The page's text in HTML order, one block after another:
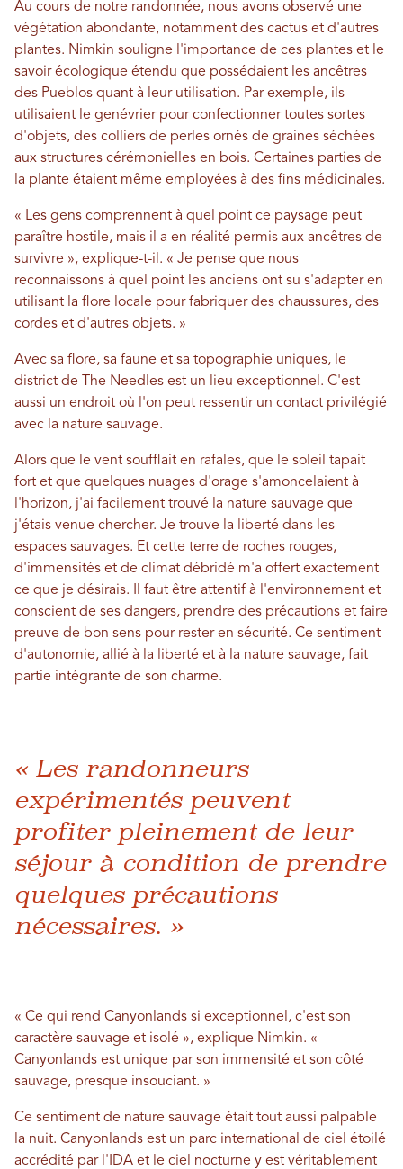
Au cours de notre randonnée, nous avons observé une
végétation abondante, notamment des cactus et d'autres
plantes. Nimkin souligne l'importance de ces plantes et le
savoir écologique étendu que possédaient les ancêtres
des Pueblos quant à leur utilisation. Par exemple, ils
utilisaient le genévrier pour confectionner toutes sortes
d'objets, des colliers de perles ornés de graines séchées
aux structures cérémonielles en bois. Certaines parties de
la plante étaient même employées à des fins médicinales.
« Les gens comprennent à quel point ce paysage peut
paraître hostile, mais il a en réalité permis aux ancêtres de
survivre », explique-t-il. « Je pense que nous
reconnaissons à quel point les anciens ont su s'adapter en
utilisant la flore locale pour fabriquer des chaussures, des
cordes et d'autres objets. »
Avec sa flore, sa faune et sa topographie uniques, le
district de The Needles est un lieu exceptionnel. C'est
aussi un endroit où l'on peut ressentir un contact privilégié
avec la nature sauvage.
Alors que le vent soufflait en rafales, que le soleil tapait
fort et que quelques nuages ​​d'orage s'amoncelaient à
l'horizon, j'ai facilement trouvé la nature sauvage que
j'étais venue chercher. Je trouve la liberté dans les
espaces sauvages. Et cette terre de roches rouges,
d'immensités et de climat débridé m'a offert exactement
ce que je désirais. Il faut être attentif à l'environnement et
conscient de ses dangers, prendre des précautions et faire
preuve de bon sens pour rester en sécurité. Ce sentiment
d'autonomie, allié à la liberté et à la nature sauvage, fait
partie intégrante de son charme.
« Les randonneurs
expérimentés peuvent
profiter pleinement de leur
séjour à condition de prendre
quelques précautions
nécessaires. »
« Ce qui rend Canyonlands si exceptionnel, c'est son
caractère sauvage et isolé », explique Nimkin. «
Canyonlands est unique par son immensité et son côté
sauvage, presque insouciant. »
Ce sentiment de nature sauvage était tout aussi palpable
la nuit. Canyonlands est un parc international de ciel étoilé
accrédité par l'IDA et le ciel nocturne y est véritablement